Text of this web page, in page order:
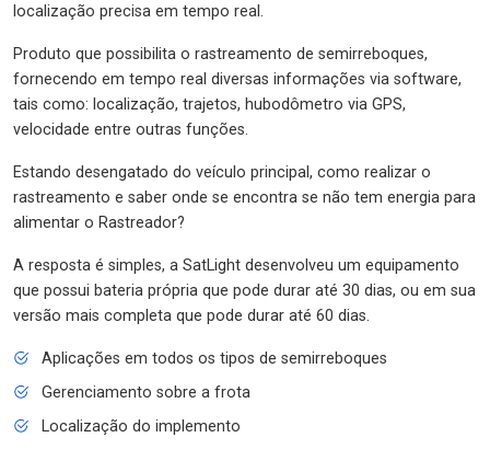
localização precisa em tempo real.
Produto que possibilita o rastreamento de semirreboques,
fornecendo em tempo real diversas informações via software,
tais como: localização, trajetos, hubodômetro via GPS,
velocidade entre outras funções.
Estando desengatado do veículo principal, como realizar o
rastreamento e saber onde se encontra se não tem energia para
alimentar o Rastreador?
A resposta é simples, a SatLight desenvolveu um equipamento
que possui bateria própria que pode durar até 30 dias, ou em sua
versão mais completa que pode durar até 60 dias.
Aplicações em todos os tipos de semirreboques
Gerenciamento sobre a frota
Localização do implemento